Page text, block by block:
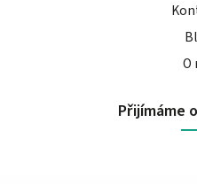
O
Přijímáme